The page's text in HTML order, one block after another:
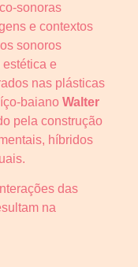
sonoras
e contextos
sonoros
e
nas plásticas
baiano Walter
pela construção
híbridos
das
na